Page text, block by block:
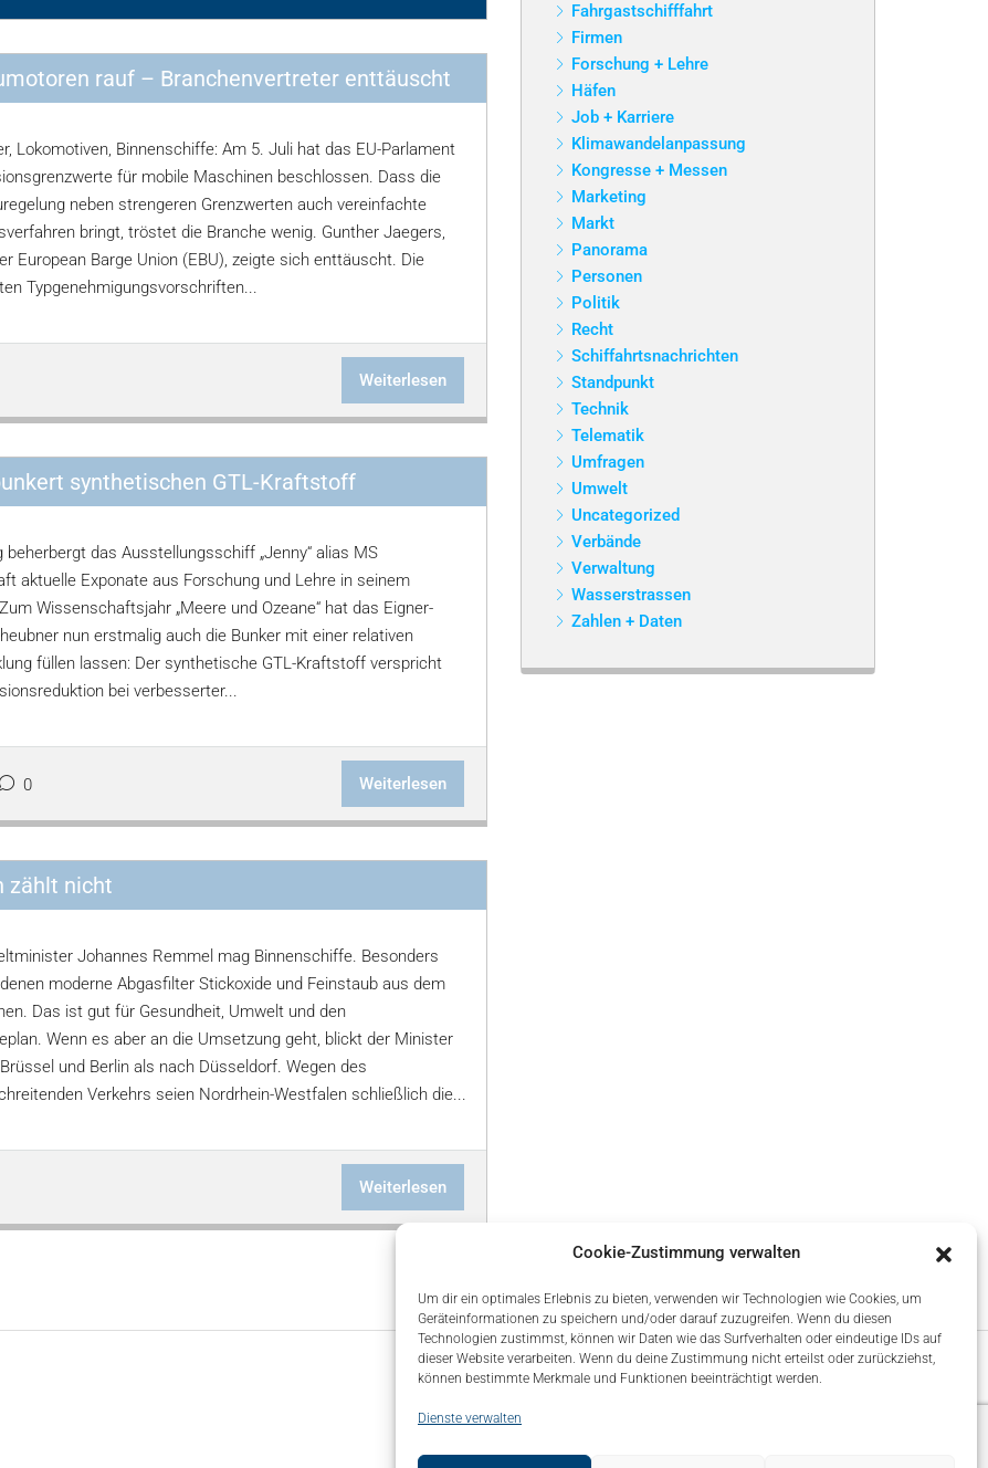
Cookie-Zustimmung verwalten
Um dir ein optimales Erlebnis zu bieten, verwenden wir Technologien wie Cookies, um
Geräteinformationen zu speichern und/oder darauf zuzugreifen. Wenn du diesen
Technologien zustimmst, können wir Daten wie das Surfverhalten oder eindeutige IDs auf
dieser Website verarbeiten. Wenn du deine Zustimmung nicht erteilst oder zurückziehst,
können bestimmte Merkmale und Funktionen beeinträchtigt werden.
Dienste verwalten
rauf – Branchenvertreter enttäuscht
Lokomotiven, Binnenschiffe: Am 5. Juli hat das EU-Parlament
für mobile Maschinen beschlossen. Dass die
neben strengeren Grenzwerten auch vereinfachte
bringt, tröstet die Branche wenig. Gunther Jaegers,
European Barge Union (EBU), zeigte sich enttäuscht. Die
Typgenehmigungsvorschriften...
Weiterlesen
synthetischen GTL-Kraftstoff
beherbergt das Ausstellungsschiff „Jenny“ alias MS
aktuelle Exponate aus Forschung und Lehre in seinem
Wissenschaftsjahr „Meere und Ozeane“ hat das Eigner-
nun erstmalig auch die Bunker mit einer relativen
füllen lassen: Der synthetische GTL-Kraftstoff verspricht
bei verbesserter...
0 Weiterlesen
zählt nicht
Johannes Remmel mag Binnenschiffe. Besonders
moderne Abgasfilter Stickoxide und Feinstaub aus dem
Das ist gut für Gesundheit, Umwelt und den
Wenn es aber an die Umsetzung geht, blickt der Minister
und Berlin als nach Düsseldorf. Wegen des
Verkehrs seien Nordrhein-Westfalen schließlich die...
Weiterlesen
Fahrgastschifffahrt
Firmen
Forschung + Lehre
Häfen
Job + Karriere
Klimawandelanpassung
Kongresse + Messen
Marketing
Markt
Panorama
Personen
Politik
Recht
Schiffahrtsnachrichten
Standpunkt
Technik
Telematik
Umfragen
Umwelt
Uncategorized
Verbände
Verwaltung
Wasserstrassen
Zahlen + Daten